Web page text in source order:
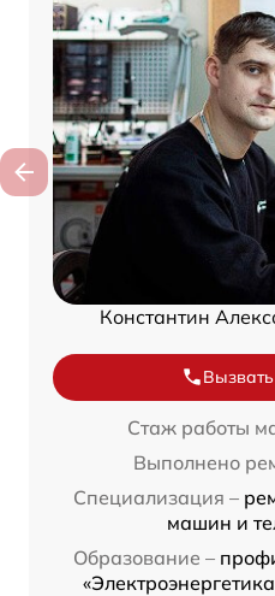
Константин
Стаж работы
Выполнено
Специализация –
машин и
Образование –